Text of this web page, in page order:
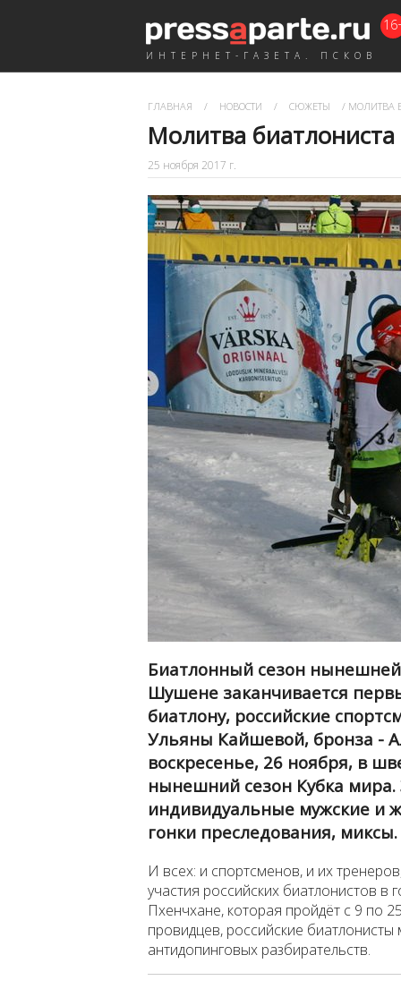
ИНТЕРНЕТ-ГАЗЕТА. ПСКОВ
ГЛАВНАЯ / НОВОСТИ / СЮЖЕТЫ / МОЛИТВА
Молитва биатлониста
25 ноября 2017 г.
Биатлонный сезон
Шушене заканчивается
биатлону, российские
Ульяны Кайшевой, бронза -
воскресенье, 26 ноября, в
нынешний сезон Кубка мира.
индивидуальные мужские и
гонки преследования, миксы.
И всех: и спортсменов, и их
участия российских биатлонистов
Пхенчхане, которая пройдёт с 9 по
провидцев, российские
антидопинговых разбирательств.